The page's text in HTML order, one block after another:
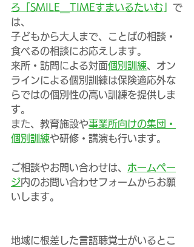
ろ「SMILE＿TIMEすまいるたいむ
で
は、
子どもから大人まで、ことばの相談・
食べるの相談にお応えします。
来所・訪問による対面個別訓練、オン
ラインによる個別訓練は保険適応外な
らではの個別性の高い訓練を提供しま
す。
また、教育施設や事業所向けの集団・
個別訓練や研修・講演も行います。
ご相談やお問い合わせは、 ホームペー
ジ内のお問い合わせフォームからお願
いします。
地域に根差した言語聴覚士がいるとこ